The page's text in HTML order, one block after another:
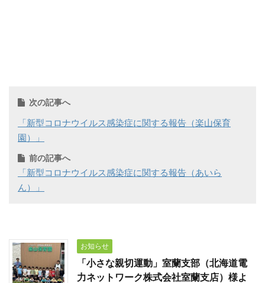
次の記事へ
「新型コロナウイルス感染症に関する報告（楽山保育
園）」
前の記事へ
「新型コロナウイルス感染症に関する報告（あいら
ん）」
お知らせ
「小さな親切運動」室蘭支部（北海道電
力ネットワーク株式会社室蘭支店）様よ